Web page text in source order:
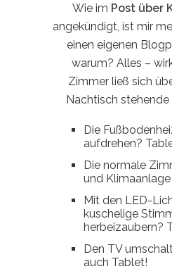
Wie im Post über
angekündigt, ist mir
einen eigenen
warum? Alles –
Zimmer ließ sich
Nachtisch
Die
aufdrehen?
Die normale
und
Mit den LED-
kuschelige
herbeizaubern?
Den TV
auch Tablet!